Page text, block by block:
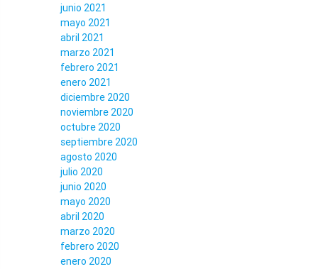
junio 2021
mayo 2021
abril 2021
marzo 2021
febrero 2021
enero 2021
diciembre 2020
noviembre 2020
octubre 2020
septiembre 2020
agosto 2020
julio 2020
junio 2020
mayo 2020
abril 2020
marzo 2020
febrero 2020
enero 2020